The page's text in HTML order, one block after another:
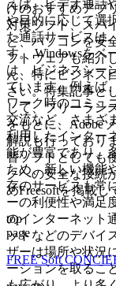
えば、ビデオ通話
や目的に応じて選
た通話サービスは
す。 Windowsをベ
は、ビジネスシー
ています。例えば
ワーク時のコミュ
交流など、さまざ
利用したインター
能が豊富であり、
ため、新しい機能
存のサービスも常
ーの利便性や満足
のインターネット
ットなどのデバイ
ザーは場所や状況
ーションを取るこ
けのおすすめアプ
対策ソフト、スパ
ど、パソコンを安
フトウェアも紹介
ん、特にビジネス
さい。特集記事と
して、フリーラン
をもとに、Adobe
解説も行っており
替ソフトとしても
クへの安全な接続
めFreesoftを掲載し
top
page
FREE Soft